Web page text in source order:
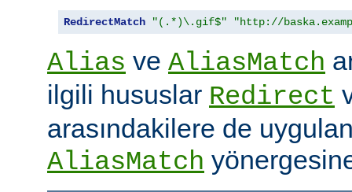
RedirectMatch "(.*)\.gif$" "http://
Alias ve AliasMatch
ilgili hususlar Redirect
arasındakilere de
AliasMatch